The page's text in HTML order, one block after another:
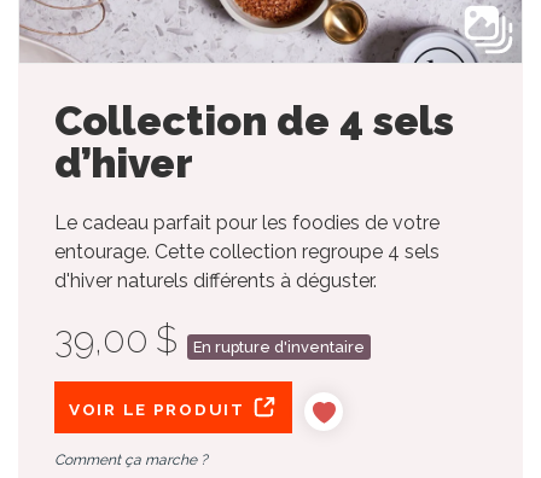
Collection de 4 sels
d’hiver
Le cadeau parfait pour les foodies de votre
entourage. Cette collection regroupe 4 sels
d'hiver naturels différents à déguster.
39,00 $ En rupture d'inventaire
VOIR LE PRODUIT
Comment ça marche ?